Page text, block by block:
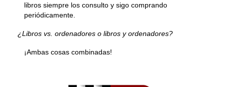
libros siempre los consulto y sigo comprando
periódicamente.
¿Libros vs. ordenadores o libros y ordenadores?
¡Ambas cosas combinadas!